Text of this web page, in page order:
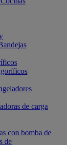
de carga
con bomba de
de